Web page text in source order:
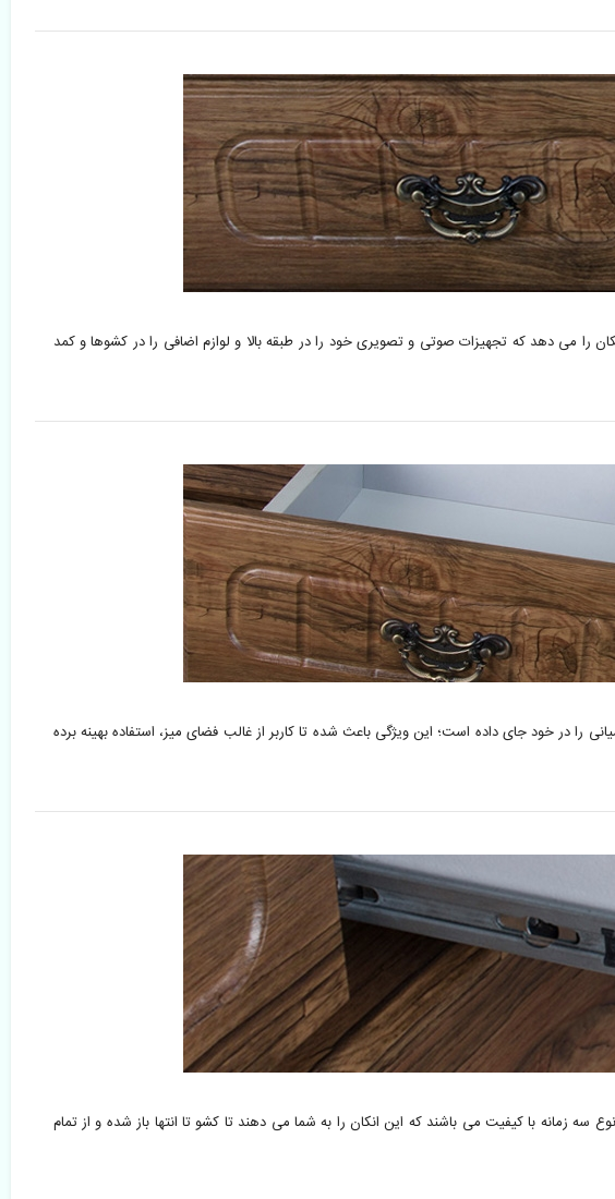
این امکان را می دهد که تجهیزات صوتی و تصویری خود را در طبقه بالا و لوازم اضافی را در کشوها و کمد
در خود جای داده است؛ این ویژگی باعث شده تا کاربر از غالب فضای میز، استفاده بهینه برده
زمانه با کیفیت می باشند که این انکان را به شما می دهند تا کشو تا انتها باز شده و از تمام